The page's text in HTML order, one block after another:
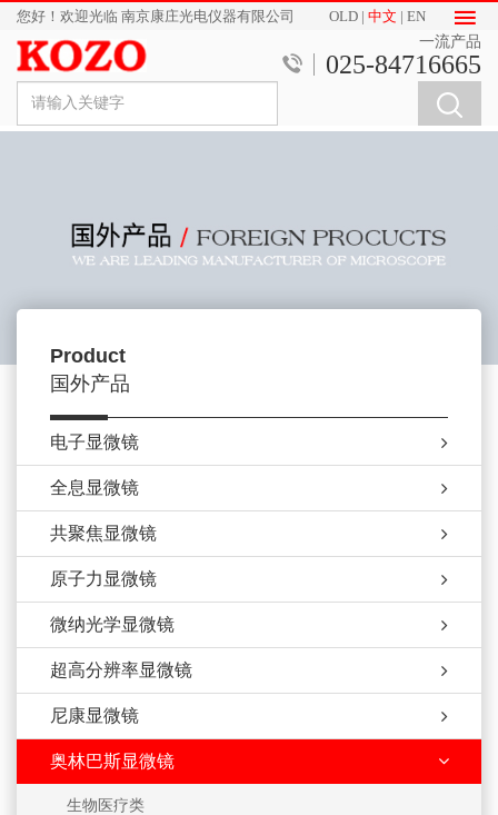
您好！欢迎光临 南京康庄光电仪器有限公司 OLD | 中文 | EN
一流产品
025-84716665
Product
国外产品
电子显微镜
全息显微镜
共聚焦显微镜
原子力显微镜
微纳光学显微镜
超高分辨率显微镜
尼康显微镜
奥林巴斯显微镜
生物医疗类